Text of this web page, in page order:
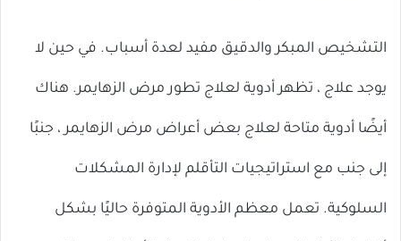
التشخيص المبكر والدقيق مفيد لعدة أسباب. في حين لا
يوجد علاج ، تظهر أدوية لعلاج تطور مرض الزهايمر. هناك
أيضًا أدوية متاحة لعلاج بعض أعراض مرض الزهايمر ، جنبًا
إلى جنب مع استراتيجيات التأقلم لإدارة المشكلات
السلوكية. تعمل معظم الأدوية المتوفرة حاليًا بشكل